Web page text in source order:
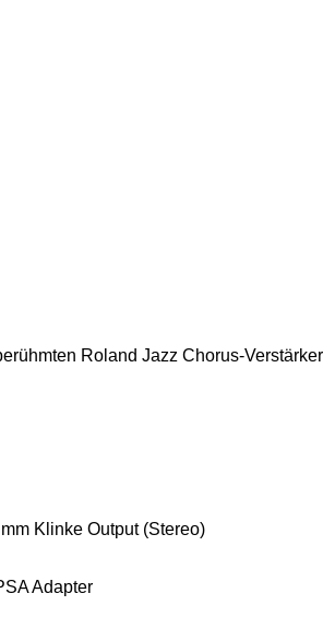
Roland Jazz Chorus-Verstärker
Klinke Output (Stereo)
Adapter